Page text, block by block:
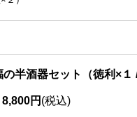
の半酒器セット（徳利×１
8,800円 (税込)